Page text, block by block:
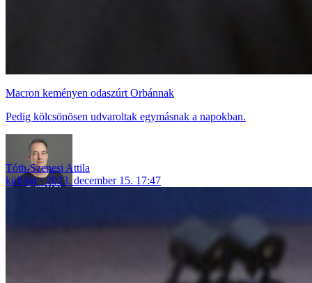
Macron keményen odaszúrt Orbánnak
Pedig kölcsönösen udvaroltak egymásnak a napokban.
Tóth-Szenesi Attila
külföld
2023. december 15. 17:47